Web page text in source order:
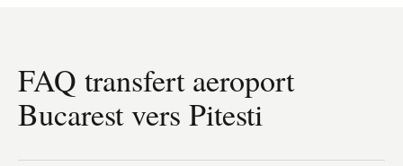
FAQ transfert aeroport
Bucarest vers Pitesti